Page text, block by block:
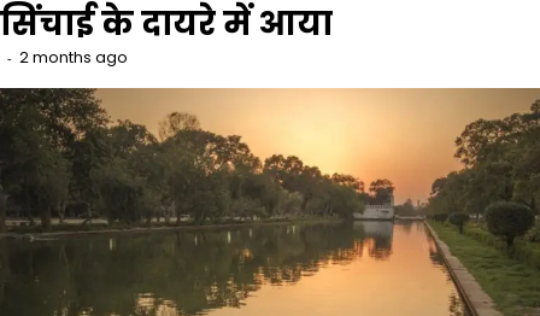
सिंचाई के दायरे में आया
2 months ago